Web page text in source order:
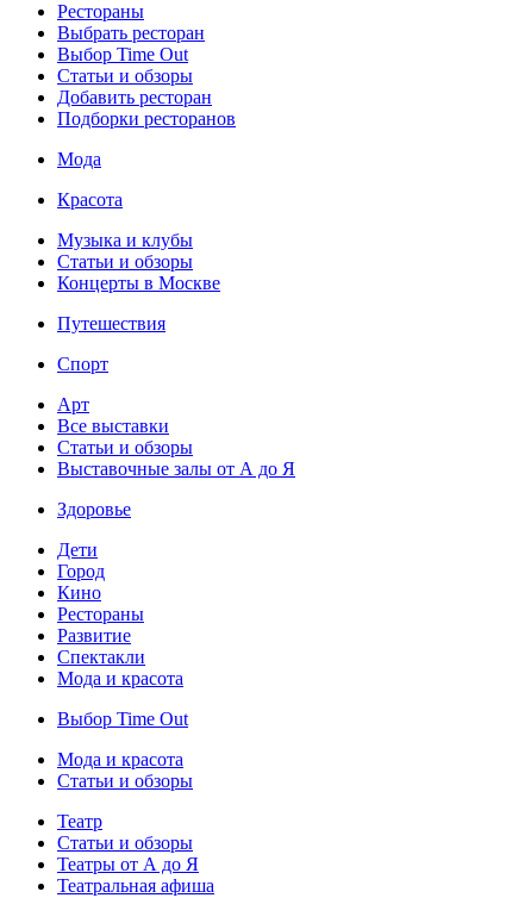
Рестораны
Выбрать ресторан
Выбор Time Out
Статьи и обзоры
Добавить ресторан
Подборки ресторанов
Мода
Красота
Музыка и клубы
Статьи и обзоры
Концерты в Москве
Путешествия
Спорт
Арт
Все выставки
Статьи и обзоры
Выставочные залы от А до Я
Здоровье
Дети
Город
Кино
Рестораны
Развитие
Спектакли
Мода и красота
Выбор Time Out
Мода и красота
Статьи и обзоры
Театр
Статьи и обзоры
Театры от А до Я
Театральная афиша